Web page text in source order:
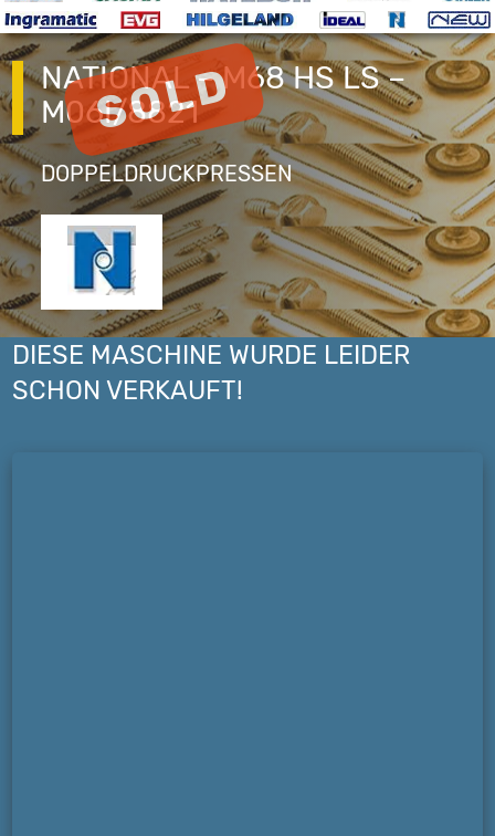
NATIONAL – M68 HS LS –
M06I/8821
DOPPELDRUCKPRESSEN
DIESE MASCHINE WURDE LEIDER
SCHON VERKAUFT!